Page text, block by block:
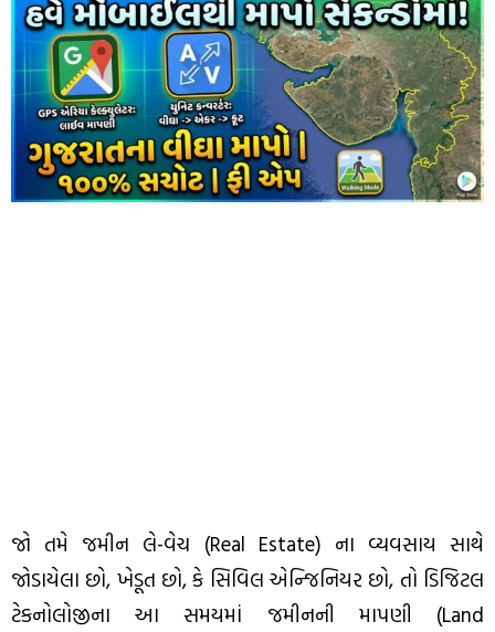
જો તમે જમીન લે-વેચ (Real Estate) ના વ્યવસાય સાથે
જોડાયેલા છો, ખેડૂત છો, કે સિવિલ એન્જિનિયર છો, તો ડિજિટલ
ટેકનોલોજીના આ સમયમાં જમીનની માપણી (Land